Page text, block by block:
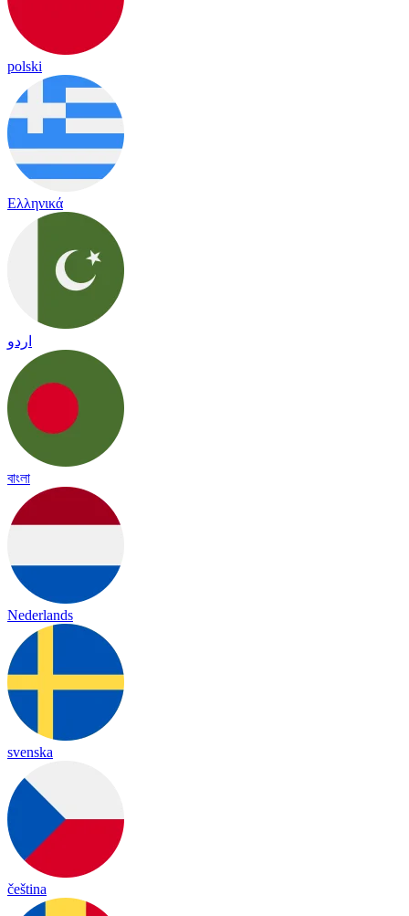
polski
Ελληνικά
اردو
বাংলা
Nederlands
svenska
čeština